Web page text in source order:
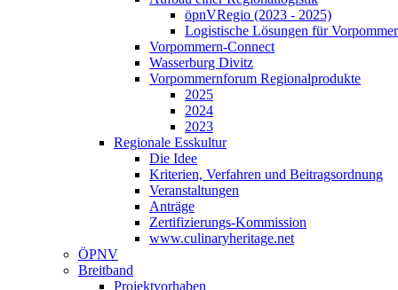
öpnVRegio (2023 - 2025)
Logistische Lösungen­ für
Vorpommern-Connect
Wasserburg Divitz
Vorpommernforum Regionalprodukte
2025
2024
2023
Regionale Esskultur
Die Idee
Kriterien, Verfahren und Beitragsordnung
Veranstaltungen
Anträge
Zertifizierungs-Kommission
www.culinaryheritage.net
ÖPNV
Breitband
Projektvorhaben